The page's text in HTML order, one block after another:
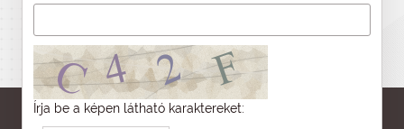
Írja be a képen látható karaktereket: